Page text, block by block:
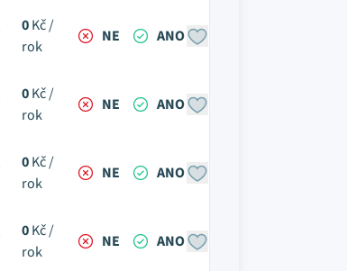
0Kč /
rok
NE ANO
0Kč /
rok
NE ANO
0Kč /
rok
NE ANO
0Kč /
rok
NE ANO